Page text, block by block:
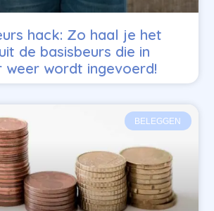
hack: Zo haal je het
de basisbeurs die in
weer wordt ingevoerd!
BELEGGEN